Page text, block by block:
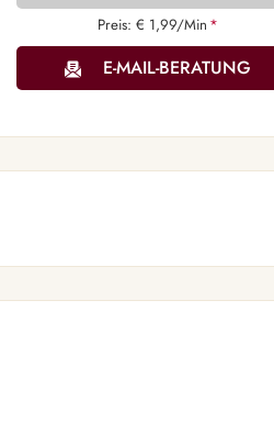
Preis: € 1,99/Min *
E-MAIL-BERATUNG